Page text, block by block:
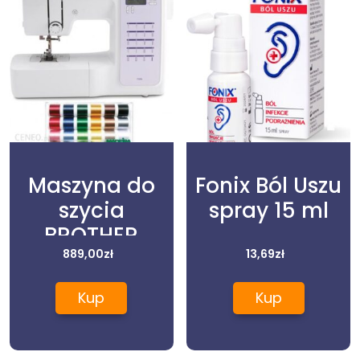
Maszyna do
szycia
BROTHER
FS20S
889,00zł
Kup
Fonix Ból Uszu
spray 15 ml
13,69zł
Kup